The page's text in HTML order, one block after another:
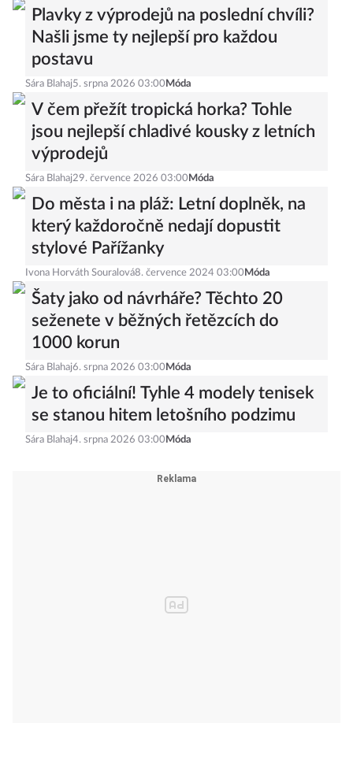
Plavky z výprodejů na poslední chvíli?
Našli jsme ty nejlepší pro každou
postavu
Sára Blahaj5. srpna 2026 03:00 Móda
V čem přežít tropická horka? Tohle
jsou nejlepší chladivé kousky z letních
výprodejů
Sára Blahaj29. července 2026 03:00 Móda
Do města i na pláž: Letní doplněk, na
který každoročně nedají dopustit
stylové Pařížanky
Ivona Horváth Souralová8. července 2024 03:00 Móda
Šaty jako od návrháře? Těchto 20
seženete v běžných řetězcích do
1000 korun
Sára Blahaj6. srpna 2026 03:00 Móda
Je to oficiální! Tyhle 4 modely tenisek
se stanou hitem letošního podzimu
Sára Blahaj4. srpna 2026 03:00 Móda